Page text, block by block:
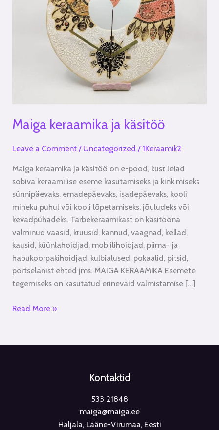
Maiga keraamika ja käsitöö
Leave a Comment / Uncategorized / 1Keraamik2
Maiga keraamika ja käsitöö on e-pood, kust leiad
sobiva keraamilise eseme kasutamiseks ja kinkimiseks
sünnipäevaks, emadepäevaks, isadepäevaks, kooli
mineku puhul või kooli lõpetamiseks, jõuludeks või
kevadpühadeks. Tarbekeraamikast on käsitööna
valminud vaasid, kruusid, kannud, vaagnad, kellad,
kausid, küünlahoidjad, mobiilihoidjad, piima- ja
hapukoorpakihoidjad, kulbialused, pokaalid, pitsid,
portselanist ehted jms. MAIGA KERAAMIKA Esemete
tegemiseks on kasutatud erinevaid valmistamise […]
Read More »
Kontaktid
533 21848
maiga@maiga.ee
Haljala, Lääne-Virumaa, Eesti